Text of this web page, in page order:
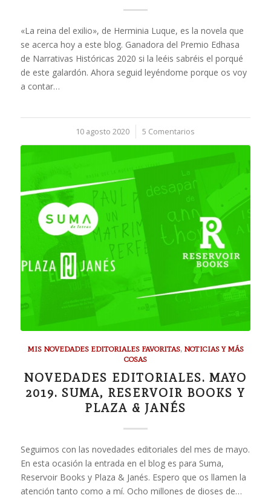
«La reina del exilio», de Herminia Luque, es la novela que
se acerca hoy a este blog. Ganadora del Premio Edhasa
de Narrativas Históricas 2020 si la leéis sabréis el porqué
de este galardón. Ahora seguid leyéndome porque os voy
a contar…
10 agosto 2020
/ 5 Comentarios
MIS NOVEDADES EDITORIALES FAVORITAS, NOTICIAS Y MÁS
COSAS
NOVEDADES EDITORIALES. MAYO
2019. SUMA, RESERVOIR BOOKS Y
PLAZA & JANÉS
Seguimos con las novedades editoriales del mes de mayo.
En esta ocasión la entrada en el blog es para Suma,
Reservoir Books y Plaza & Janés. Espero que os llamen la
atención tanto como a mí. Ocho millones de dioses de…